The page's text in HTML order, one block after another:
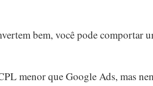
bem, você pode comportar
menor que Google Ads, mas